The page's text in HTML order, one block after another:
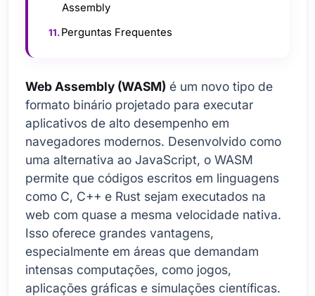
Assembly
Perguntas Frequentes
Web Assembly (WASM) é um novo tipo de
formato binário projetado para executar
aplicativos de alto desempenho em
navegadores modernos. Desenvolvido como
uma alternativa ao JavaScript, o WASM
permite que códigos escritos em linguagens
como C, C++ e Rust sejam executados na
web com quase a mesma velocidade nativa.
Isso oferece grandes vantagens,
especialmente em áreas que demandam
intensas computações, como jogos,
aplicações gráficas e simulações científicas.